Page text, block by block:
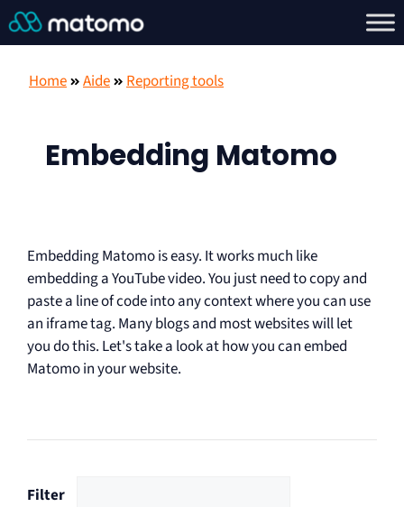
Home Aide Reporting tools
Embedding Matomo
Embedding Matomo is easy. It works much like
embedding a YouTube video. You just need to copy and
paste a line of code into any context where you can use
an iframe tag. Many blogs and most websites will let
you do this. Let's take a look at how you can embed
Matomo in your website.
Filter